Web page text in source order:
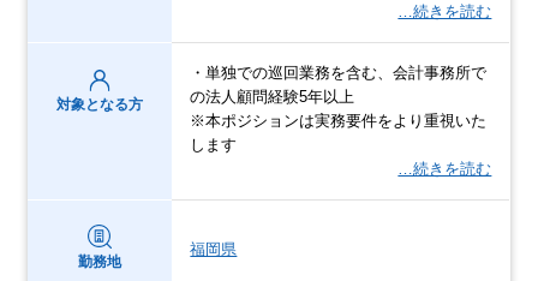
…続きを読む
対象となる方
・単独での巡回業務を含む、会計事務所で
の法人顧問経験5年以上
※本ポジションは実務要件をより重視いた
します
…続きを読む
勤務地
福岡県